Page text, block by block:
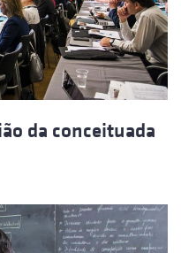
da conceituada